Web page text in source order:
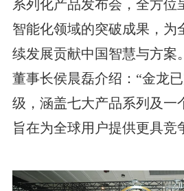
系列化产品发布会，全方位
智能化领域的突破成果，为
续发展贡献中国智慧与方案
董事长侯晨磊介绍：“金龙
级，涵盖七大产品系列及一
旨在为全球用户提供更具竞